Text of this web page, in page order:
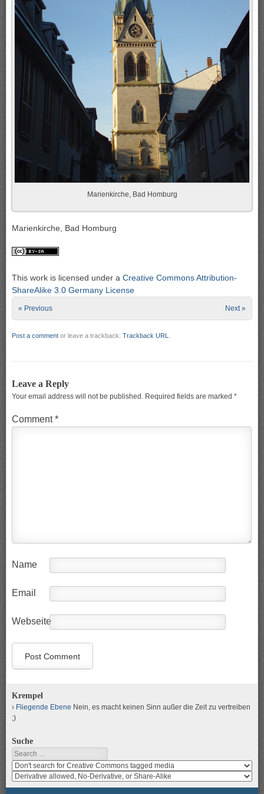
Marienkirche, Bad Homburg
Marienkirche, Bad Homburg
This work is licensed under a Creative Commons Attribution-
ShareAlike 3.0 Germany License
« Previous Next »
Post a comment or leave a trackback: Trackback URL
Leave a Reply
Your email address will not be published. Required fields are marked *
Comment*
Name
Email
Webseite
Krempel
Fliegende Ebene Nein, es macht keinen Sinn außer die Zeit zu vertreiben
;)
Suche
Search
Search
media
for
search
media